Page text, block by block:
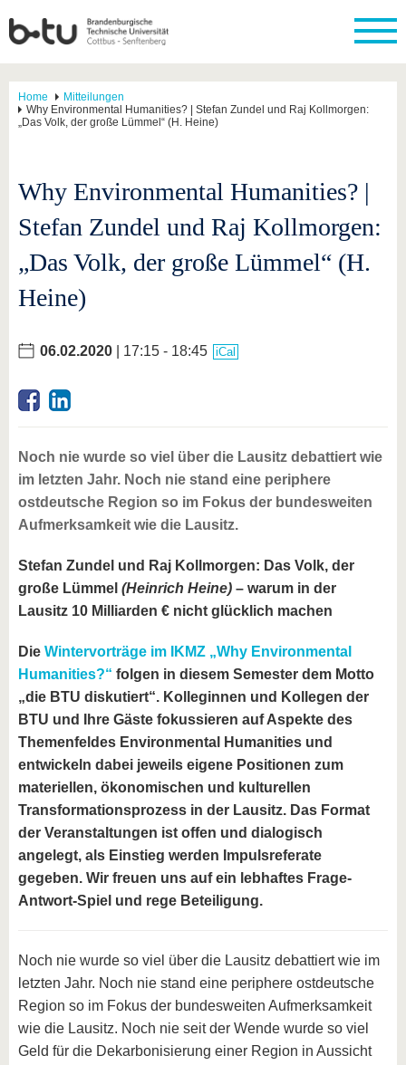
Home
Mitteilungen
Why Environmental Humanities? | Stefan Zundel und Raj Kollmorgen:
„Das Volk, der große Lümmel“ (H. Heine)
Why Environmental Humanities? |
Stefan Zundel und Raj Kollmorgen:
„Das Volk, der große Lümmel“ (H.
Heine)
06.02.2020 | 17:15 - 18:45 iCal
Noch nie wurde so viel über die Lausitz debattiert wie
im letzten Jahr. Noch nie stand eine periphere
ostdeutsche Region so im Fokus der bundesweiten
Aufmerksamkeit wie die Lausitz.
Stefan Zundel und Raj Kollmorgen: Das Volk, der
große Lümmel (Heinrich Heine) – warum in der
Lausitz 10 Milliarden € nicht glücklich machen
Die Wintervorträge im IKMZ „Why Environmental
Humanities?“ folgen in diesem Semester dem Motto
„die BTU diskutiert“. Kolleginnen und Kollegen der
BTU und Ihre Gäste fokussieren auf Aspekte des
Themenfeldes Environmental Humanities und
entwickeln dabei jeweils eigene Positionen zum
materiellen, ökonomischen und kulturellen
Transformationsprozess in der Lausitz. Das Format
der Veranstaltungen ist offen und dialogisch
angelegt, als Einstieg werden Impulsreferate
gegeben. Wir freuen uns auf ein lebhaftes Frage-
Antwort-Spiel und rege Beteiligung.
Noch nie wurde so viel über die Lausitz debattiert wie im
letzten Jahr. Noch nie stand eine periphere ostdeutsche
Region so im Fokus der bundesweiten Aufmerksamkeit
wie die Lausitz. Noch nie seit der Wende wurde so viel
Geld für die Dekarbonisierung einer Region in Aussicht